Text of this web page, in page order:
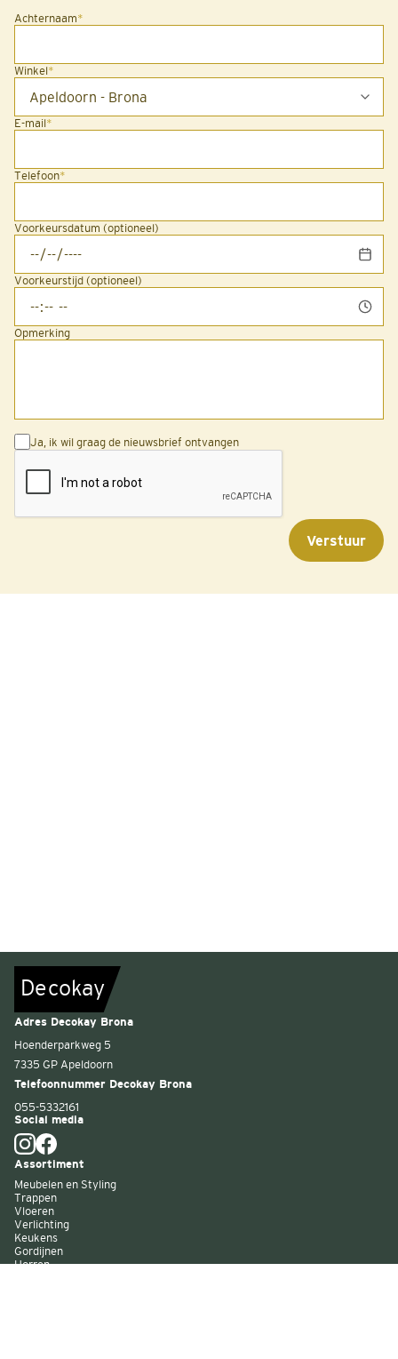
Achternaam*
Winkel*
E-mail*
Telefoon*
Voorkeursdatum (optioneel)
Voorkeurstijd (optioneel)
Opmerking
Ja, ik wil graag de nieuwsbrief ontvangen
Decokay
Adres Decokay Brona
Hoenderparkweg 5
7335 GP Apeldoorn
Telefoonnummer Decokay Brona
055-5332161
Social media
Assortiment
Meubelen en Styling
Trappen
Vloeren
Verlichting
Keukens
Gordijnen
Horren